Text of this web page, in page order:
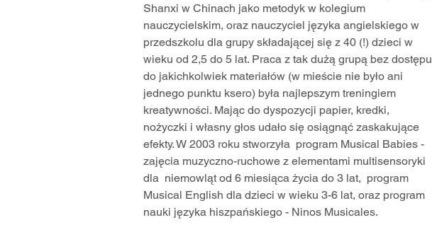
Shanxi w Chinach jako metodyk w kolegium
nauczycielskim, oraz nauczyciel języka angielskiego w
przedszkolu dla grupy składającej się z 40 (!) dzieci w
wieku od 2,5 do 5 lat. Praca z tak dużą grupą bez dostępu
do jakichkolwiek materiałów (w mieście nie było ani
jednego punktu ksero) była najlepszym treningiem
kreatywności. Mając do dyspozycji papier, kredki,
nożyczki i własny głos udało się osiągnąć zaskakujące
efekty. W 2003 roku stworzyła  program Musical Babies -
zajęcia muzyczno-ruchowe z elementami multisensoryki
dla  niemowląt od 6 miesiąca życia do 3 lat,  program
Musical English dla dzieci w wieku 3-6 lat, oraz program
nauki języka hiszpańskiego - Ninos Musicales.